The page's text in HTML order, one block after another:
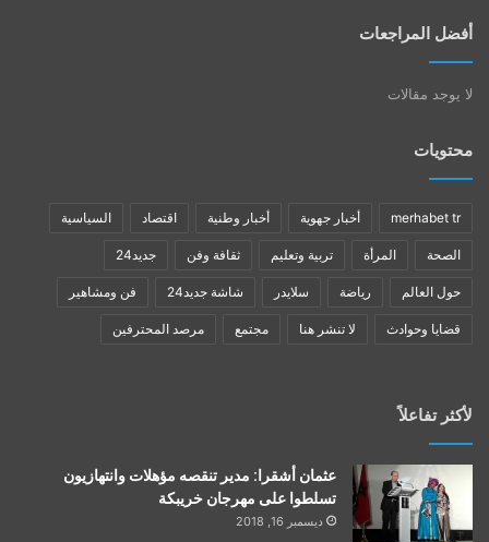
أفضل المراجعات
لا يوجد مقالات
محتويات
merhabet tr أخبار جهوية أخبار وطنية اقتصاد السياسية
الصحة المرأة تربية وتعليم ثقافة وفن جديد24
حول العالم رياضة سلايدر شاشة جديد24 فن ومشاهير
قضايا وحوادث لا تنشر هنا مجتمع مرصد المحترفين
لأكثر تفاعلاً
عثمان أشقرا: مدير تنقصه مؤهلات وانتهازيون
تسلطوا على مهرجان خريبكة
ديسمبر 16, 2018